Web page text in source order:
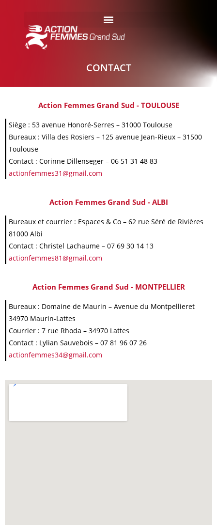
CONTACT
Action Femmes Grand Sud - TOULOUSE
Siège : 53 avenue Honoré-Serres – 31000 Toulouse
Bureaux : Villa des Rosiers – 125 avenue Jean-Rieux – 31500
Toulouse
Contact : Corinne Dillenseger – 06 51 31 48 83
actionfemmes31@gmail.com
Action Femmes Grand Sud - ALBI
Bureaux et courrier : Espaces & Co – 62 rue Séré de Rivières
81000 Albi
Contact : Christel Lachaume – 07 69 30 14 13
actionfemmes81@gmail.com
Action Femmes Grand Sud - MONTPELLIER
Bureaux : Domaine de Maurin – Avenue du Montpellieret
34970 Maurin-Lattes
Courrier : 7 rue Rhoda – 34970 Lattes
Contact : Lylian Sauvebois – 07 81 96 07 26
actionfemmes34@gmail.com